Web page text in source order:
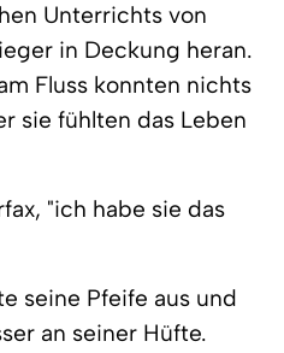
Unterrichts von
in Deckung heran.
Fluss konnten nichts
sie fühlten das Leben
"ich habe sie das
seine Pfeife aus und
an seiner Hüfte.